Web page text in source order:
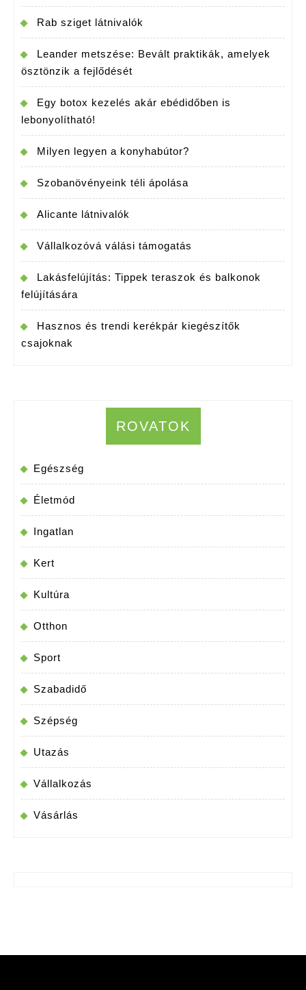
Rab sziget látnivalók
Leander metszése: Bevált praktikák, amelyek
ösztönzik a fejlődését
Egy botox kezelés akár ebédidőben is
lebonyolítható!
Milyen legyen a konyhabútor?
Szobanövényeink téli ápolása
Alicante látnivalók
Vállalkozóvá válási támogatás
Lakásfelújítás: Tippek teraszok és balkonok
felújítására
Hasznos és trendi kerékpár kiegészítők
csajoknak
ROVATOK
Egészség
Életmód
Ingatlan
Kert
Kultúra
Otthon
Sport
Szabadidő
Szépség
Utazás
Vállalkozás
Vásárlás